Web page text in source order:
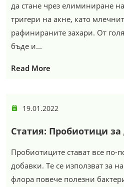
да стане чрез елиминиране
тригери на акне, като
рафинираните захари. От
бъде и...
Read More
19.01.2022
Статия: Пробиотици за
Пробиотиците стават все по-
добавки. Те се използват за
флора повече полезни